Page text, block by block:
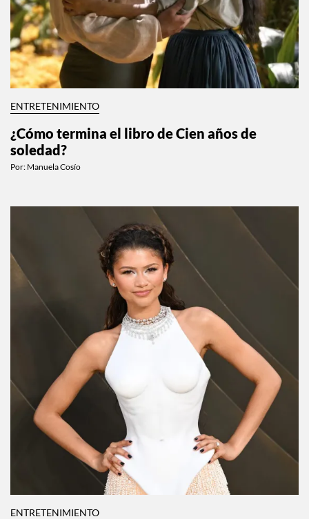
ENTRETENIMIENTO
¿Cómo termina el libro de Cien años de
soledad?
Por: Manuela Cosío
ENTRETENIMIENTO